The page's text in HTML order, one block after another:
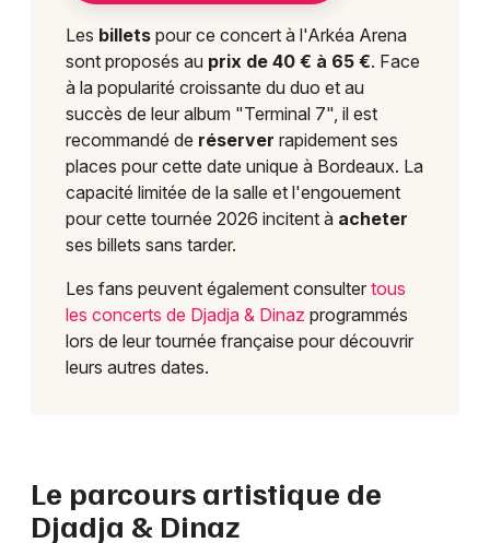
Les billets pour ce concert à l'Arkéa Arena
sont proposés au prix de 40 € à 65 €. Face
à la popularité croissante du duo et au
succès de leur album "Terminal 7", il est
recommandé de réserver rapidement ses
places pour cette date unique à Bordeaux. La
capacité limitée de la salle et l'engouement
pour cette tournée 2026 incitent à acheter
ses billets sans tarder.
Les fans peuvent également consulter tous
les concerts de Djadja & Dinaz programmés
lors de leur tournée française pour découvrir
leurs autres dates.
Le parcours artistique de
Djadja & Dinaz